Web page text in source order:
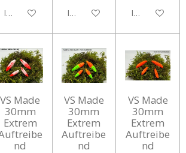
In den WarenkorbIn den WarenkorbIn den
VS Made
30mm
Extrem
nd
VS Made
30mm
Extrem
Auftreibe
nd
VS Made
30mm
Extrem
Auftreibe
nd